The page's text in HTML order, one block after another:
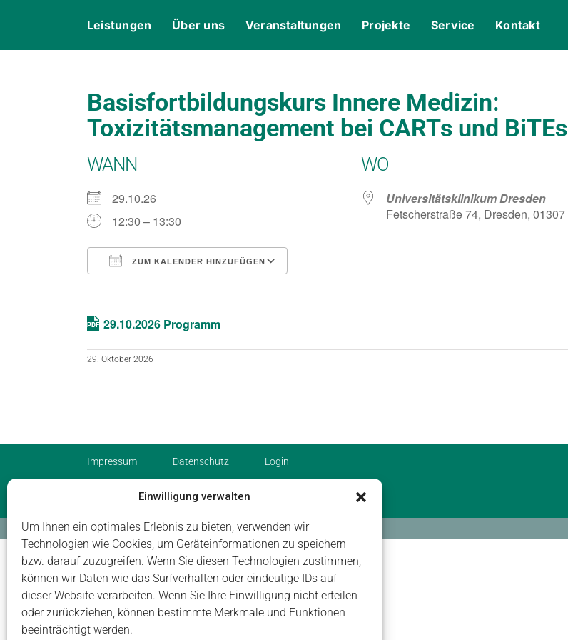
Einwilligung verwalten
Um Ihnen ein optimales Erlebnis zu bieten, verwenden wir
Technologien wie Cookies, um Geräteinformationen zu speichern
bzw. darauf zuzugreifen. Wenn Sie diesen Technologien zustimmen,
können wir Daten wie das Surfverhalten oder eindeutige IDs auf
dieser Website verarbeiten. Wenn Sie Ihre Einwilligung nicht erteilen
oder zurückziehen, können bestimmte Merkmale und Funktionen
beeinträchtigt werden.
Leistungen Über uns Veranstaltungen Projekte Service Kontakt
Basisfortbildungskurs Innere Medizin:
Toxizitätsmanagement bei CARTs und BiTEs
WANN
29.10.26
12:30 – 13:30
ZUM KALENDER HINZUFÜGEN
WO
Universitätsklinikum Dresden
Fetscherstraße 74, Dresden, 01307
29.10.2026 Programm
29. Oktober 2026
Impressum Datenschutz Login
© Carus Management GmbH